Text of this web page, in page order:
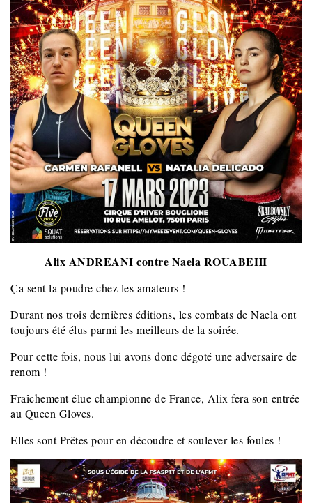
Alix ANDREANI contre Naela ROUABEHI
Ça sent la poudre chez les amateurs !
Durant nos trois dernières éditions, les combats de Naela ont
toujours été élus parmi les meilleurs de la soirée.
Pour cette fois, nous lui avons donc dégoté une adversaire de
renom !
Fraîchement élue championne de France, Alix fera son entrée
au Queen Gloves.
Elles sont Prêtes pour en découdre et soulever les foules !